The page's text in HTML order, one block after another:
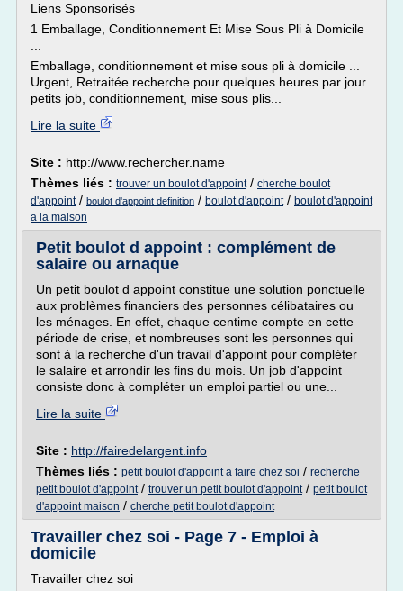
Liens Sponsorisés
1 Emballage, Conditionnement Et Mise Sous Pli à Domicile
Emballage, conditionnement et mise sous pli à domicile ...
Urgent, Retraitée recherche pour quelques heures par jour
petits job, conditionnement, mise sous plis...
Lire la suite
Site : http://www.rechercher.name
Thèmes liés : trouver un boulot d'appoint/ cherche boulot
d'appoint/ boulot d'appoint definition / boulot d'appoint/ boulot d'appoint
a la maison
Petit boulot d appoint : complément de
salaire ou arnaque
Un petit boulot d appoint constitue une solution ponctuelle
aux problèmes financiers des personnes célibataires ou
les ménages. En effet, chaque centime compte en cette
période de crise, et nombreuses sont les personnes qui
sont à la recherche d'un travail d'appoint pour compléter
le salaire et arrondir les fins du mois. Un job d'appoint
consiste donc à compléter un emploi partiel ou une...
Lire la suite
Site : http://fairedelargent.info
Thèmes liés : petit boulot d'appoint a faire chez soi / recherche
petit boulot d'appoint/ trouver un petit boulot d'appoint/ petit boulot
d'appoint maison / cherche petit boulot d'appoint
Travailler chez soi - Page 7 - Emploi à
domicile
Travailler chez soi